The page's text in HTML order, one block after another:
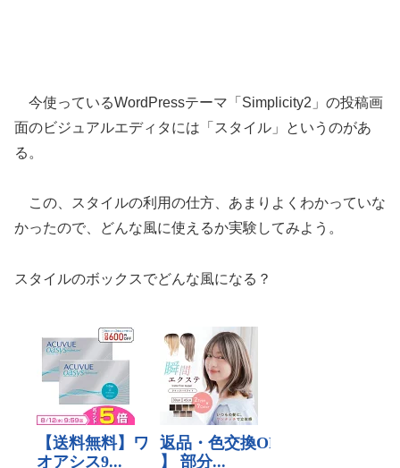
今使っているWordPressテーマ「Simplicity2」の投稿画
面のビジュアルエディタには「スタイル」というのがあ
る。
この、スタイルの利用の仕方、あまりよくわかっていな
かったので、どんな風に使えるか実験してみよう。
スタイルのボックスでどんな風になる？